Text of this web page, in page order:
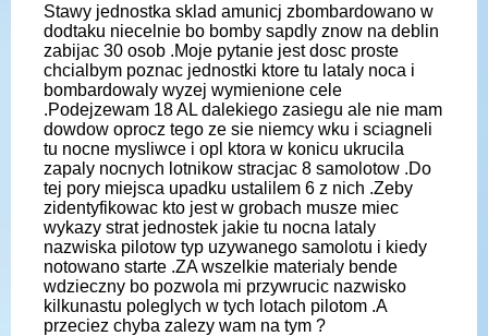
Stawy jednostka sklad amunicj zbombardowano w
dodtaku niecelnie bo bomby sapdly znow na deblin
zabijac 30 osob .Moje pytanie jest dosc proste
chcialbym poznac jednostki ktore tu lataly noca i
bombardowaly wyzej wymienione cele
.Podejzewam 18 AL dalekiego zasiegu ale nie mam
dowdow oprocz tego ze sie niemcy wku i sciagneli
tu nocne mysliwce i opl ktora w konicu ukrucila
zapaly nocnych lotnikow stracjac 8 samolotow .Do
tej pory miejsca upadku ustalilem 6 z nich .Zeby
zidentyfikowac kto jest w grobach musze miec
wykazy strat jednostek jakie tu nocna lataly
nazwiska pilotow typ uzywanego samolotu i kiedy
notowano starte .ZA wszelkie materialy bende
wdzieczny bo pozwola mi przywrucic nazwisko
kilkunastu poleglych w tych lotach pilotom .A
przeciez chyba zalezy wam na tym ?